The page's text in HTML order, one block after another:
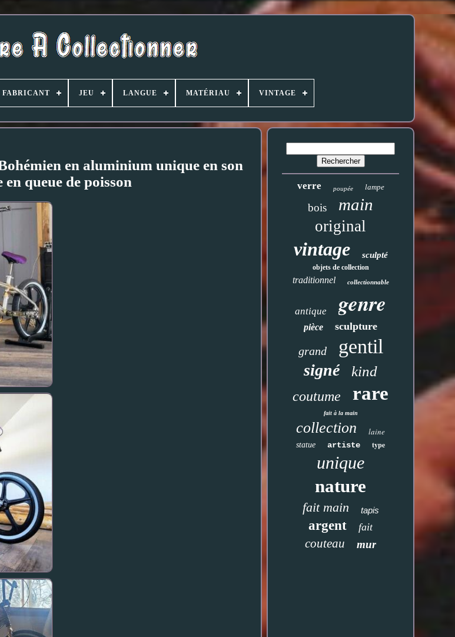
FABRICANT JEU LANGUE MATÉRIAU VINTAGE
en aluminium unique en son
queue de poisson
verre poupée lampe
bois main
original
vintage sculpté
objets de collection
traditionnel collectionnable
antique genre
pièce sculpture
grand gentil
signé kind
coutume rare
fait à la main
collection laine
statue artiste type
unique
nature
fait main tapis
argent fait
couteau mur